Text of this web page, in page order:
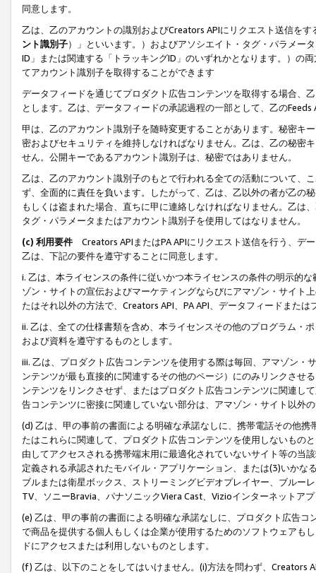
同意します。
乙は、乙のアカウントの識別およびCreators APIにリクエスト送信を
ント識別子）」といいます。）およびアソシエイト・タグ・パラメー
ID」または関連する「トラッキングID」のいずれかとなります。）の
てアカウント識別子を取得することができます
データフィードを通じてプロダクト広告コンテンツを取得する場合、
とします。乙は、データフィードの承認過程の一部として、乙の
甲は、乙のアカウント識別子を随時変更することがあります。秘密キ
密およびセキュリティを維持しなければなりません。乙は、乙の秘密
せん。公開キーであるアカウント識別子は、秘密ではありません。
乙は、乙のアカウント識別子のもとで行われる全ての活動について、
ず、全面的に責任を負います。したがって、乙は、乙以外の者が乙の
もしくは盗まれた場合、直ちに甲に連絡しなければなりません。乙は
タグ・パラメータまたはアカウント識別子を使用してはなりません。
(c) 利用要件 Creators APIまたはPA APIにリクエスト送信を行う、デ
乙は、下記の要件を遵守することに同意します。
i. 乙は、本ライセンスの条件に従いかつ本ライセンスの条件の明示的
ゾン・サイトの宣伝およびマーケティングならびにアマゾン・サイト
たはそれ以外の方法で、Creators API、PA API、データフィードまた
ii. 乙は、全ての仕様書類を含め、本ライセンスその他のプログラム・
および資料を遵守するものとします。
iii. 乙は、プロダクト広告コンテンツを使用する際は毎回、アマゾン
ンテンツが最も直接的に関連するその他のページ）にのみリンクさせ
ンテンツをリンクさせず、またはプロダクト広告コンテンツに関連し
告コンテンツに密接に関連していない部分は、アマゾン・サイト以外
(d) 乙は、甲の事前の書面による明確な承諾なしに、携帯電話その他
たはこれらに関連して、プロダクト広告コンテンツを使用しないもの
由してアクセスされる携帯端末用に最適化されていないサイト等の当
定義される承認されたモバイル・アプリケーション、または(3)いか
ブルまたは衛星ボックス、ストリーミングビデオプレイヤー、ブルー
TV、ソニーBravia、パナソニックViera Cast、Vizioインターネットア
(e) 乙は、甲の事前の書面による明確な承諾なしに、プロダクト広告
で商品を提供する個人もしくは企業が使用するためのソフトウェアも
ドにアクセスまたは利用しないものとします。
(f) 乙は、以下のことをしてはいけません。(i)方法を問わず、Creators